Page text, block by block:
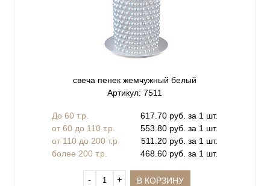
свеча пенек жемчужный белый
Артикул: 7511
До 60 т.р.
617.70 руб. за 1 шт.
от 60 до 110 т.р.
553.80 руб. за 1 шт.
от 110 до 200 т.р
511.20 руб. за 1 шт.
более 200 т.р.
468.60 руб. за 1 шт.
‐ + В КОРЗИНУ